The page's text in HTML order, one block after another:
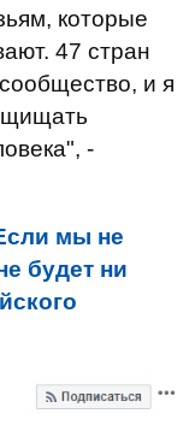
которые
47 стран
и я
-
мы не
будет ни